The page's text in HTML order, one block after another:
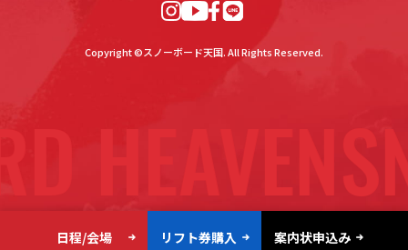
日程/会場 リフト券購入 案内状申込み
Copyright ©スノーボード天国. All Rights Reserved.
HEAVEN